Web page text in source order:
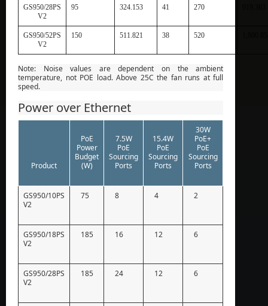
GS950/28PS
V2
95 324.153 41 270
GS950/52PS
V2
150 511.821 38 520
Note: Noise values are dependent on the ambient
temperature, not POE load. Above 25C the fan runs at full
speed.
Power over Ethernet
Product
PoE
Power
Budget
(W)
7.5W
PoE
Sourcing
Ports
15.4W
PoE
Sourcing
Ports
30W
PoE+
PoE
Sourcing
Ports
GS950/10PS
V2
75 8 4 2
GS950/18PS
V2
185 16 12 6
GS950/28PS
V2
185 24 12 6